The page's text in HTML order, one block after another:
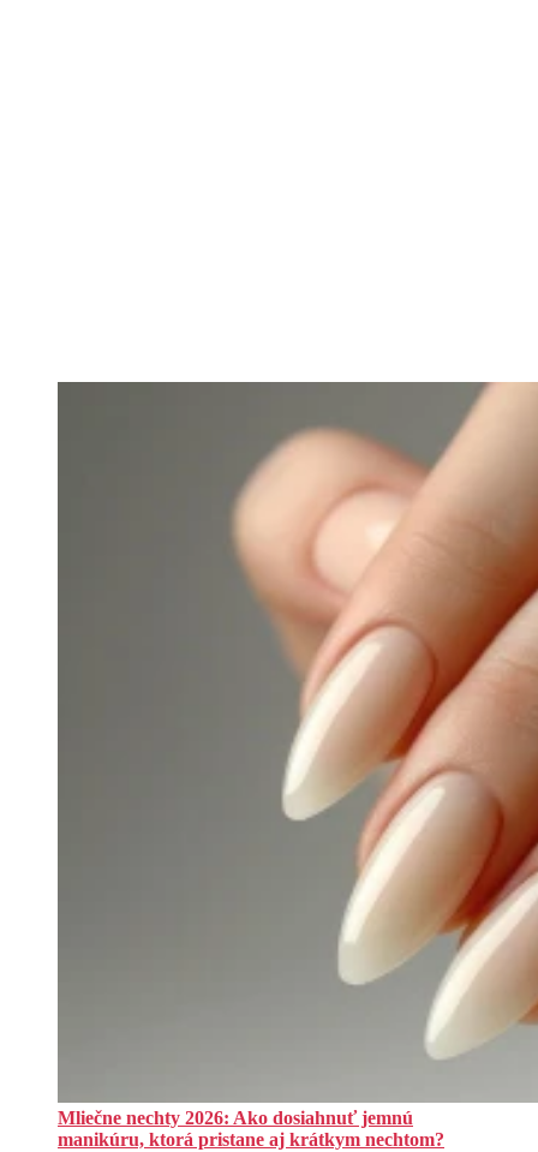
Mliečne nechty 2026: Ako dosiahnuť jemnú
manikúru, ktorá pristane aj krátkym nechtom?